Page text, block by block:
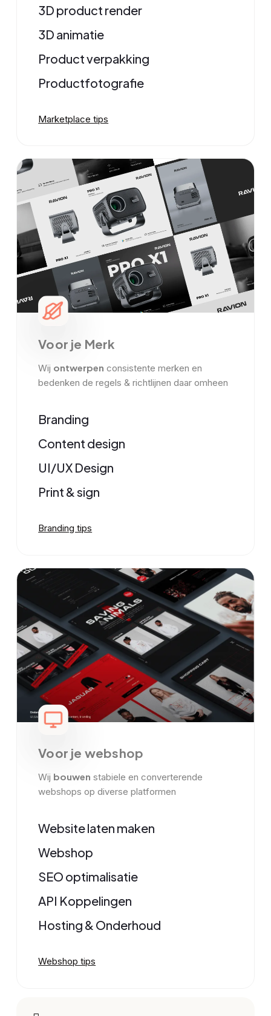
3D product render
3D animatie
Product verpakking
Productfotografie
Marketplace tips
Voor je Merk
Wij ontwerpen consistente merken en
bedenken de regels & richtlijnen daar omheen
Branding
Content design
UI/UX Design
Print & sign
Branding tips
Voor je webshop
Wij bouwen stabiele en converterende
webshops op diverse platformen
Website laten maken
Webshop
SEO optimalisatie
API Koppelingen
Hosting & Onderhoud
Webshop tips